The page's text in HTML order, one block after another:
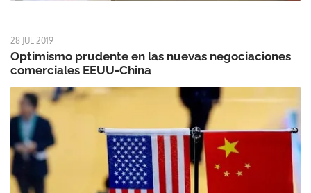
28 JUL 2019
Optimismo prudente en las nuevas negociaciones
comerciales EEUU-China